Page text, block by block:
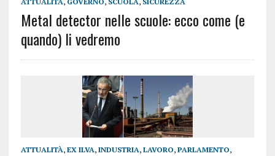
Metal detector nelle scuole: ecco come (e
quando) li vedremo
ATTUALITÀ, EX ILVA, INDUSTRIA, LAVORO, PARLAMENTO,